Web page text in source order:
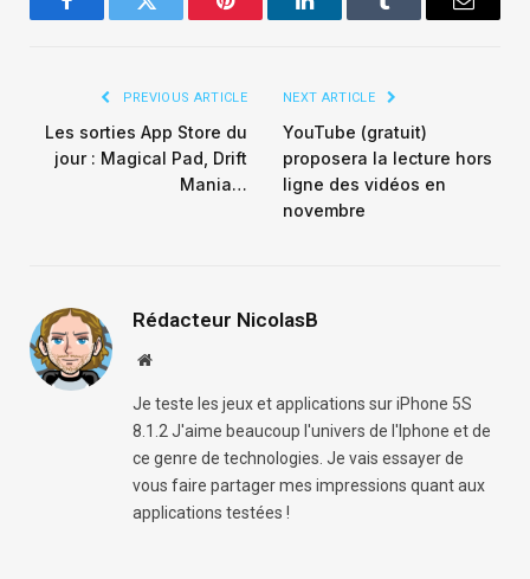
FacebookTwitter Pinterest LinkedInTumblr Email
PREVIOUS ARTICLE
Les sorties App Store du
jour : Magical Pad, Drift
Mania…
NEXT ARTICLE
YouTube (gratuit)
proposera la lecture hors
ligne des vidéos en
novembre
Rédacteur NicolasB
Website
Je teste les jeux et applications sur iPhone 5S
8.1.2 J'aime beaucoup l'univers de l'Iphone et de
ce genre de technologies. Je vais essayer de
vous faire partager mes impressions quant aux
applications testées !